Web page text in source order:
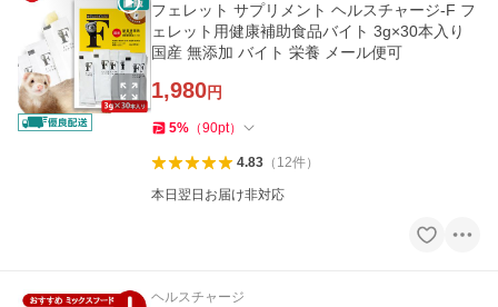
フェレット サプリメント ヘルスチャージ-F フ
ェレット用健康補助食品バイト 3g×30本入り
国産 無添加 バイト 栄養 メール便可
1,980円
5% （90pt）
4.83（ 12件）
本日翌日お届け非対応
ヘルスチャージ